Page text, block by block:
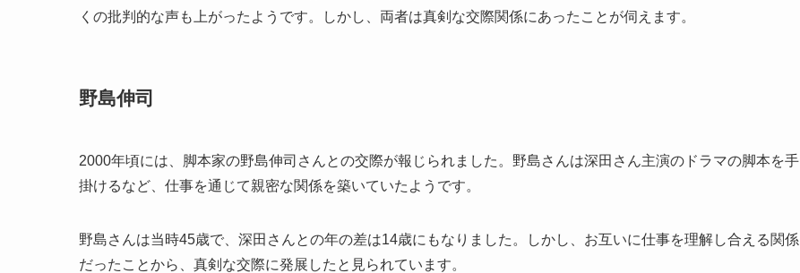
くの批判的な声も上がったようです。しかし、両者は真剣な交際関係にあったことが伺えます。
野島伸司
2000年頃には、脚本家の野島伸司さんとの交際が報じられました。野島さんは深田さん主演のドラマの脚本を手
掛けるなど、仕事を通じて親密な関係を築いていたようです。
野島さんは当時45歳で、深田さんとの年の差は14歳にもなりました。しかし、お互いに仕事を理解し合える関係
だったことから、真剣な交際に発展したと見られています。